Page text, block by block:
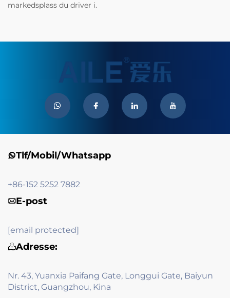
markedsplass du driver i.
Tlf/Mobil/Whatsapp
+86-152 5252 7882
E-post
[email protected]
Adresse:
Nr. 43, Yuanxia Paifang Gate, Longgui Gate, Baiyun
District, Guangzhou, Kina